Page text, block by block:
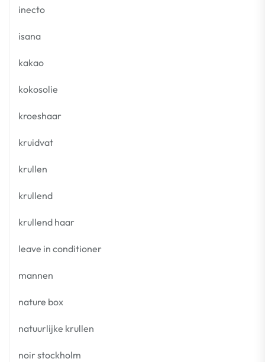
inecto
isana
kakao
kokosolie
kroeshaar
kruidvat
krullen
krullend
krullend haar
leave in conditioner
mannen
nature box
natuurlijke krullen
noir stockholm